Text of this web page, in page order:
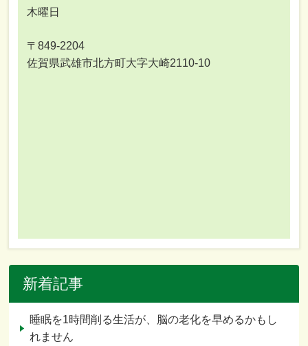
木曜日
〒849-2204
佐賀県武雄市北方町大字大崎2110-10
新着記事
睡眠を1時間削る生活が、脳の老化を早めるかもし
れません